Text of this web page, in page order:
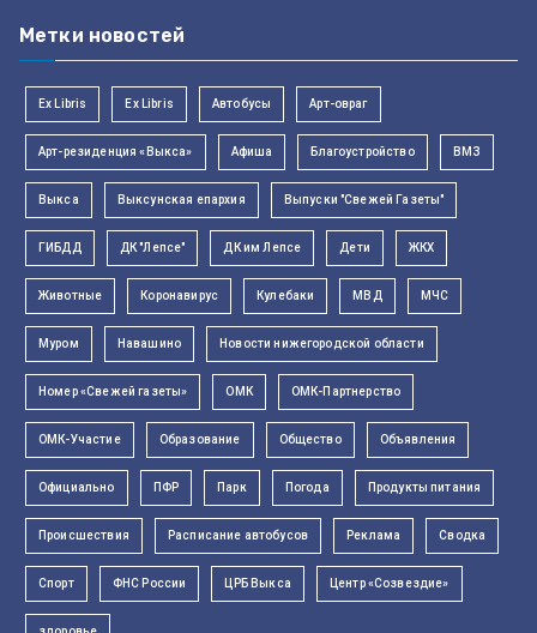
Метки новостей
Ex Libris Ex Libris Автобусы Арт-овраг
Арт-резиденция «Выкса» Афиша Благоустройство ВМЗ
Выкса Выксунская епархия Выпуски "Свежей Газеты"
ГИБДД ДК "Лепсе" ДК им Лепсе Дети ЖКХ
Животные Коронавирус Кулебаки МВД МЧС
Муром Навашино Новости нижегородской области
Номер «Свежей газеты» ОМК ОМК-Партнерство
ОМК-Участие Образование Общество Объявления
Официально ПФР Парк Погода Продукты питания
Происшествия Расписание автобусов Реклама Сводка
Спорт ФНС России ЦРБ Выкса Центр «Созвездие»